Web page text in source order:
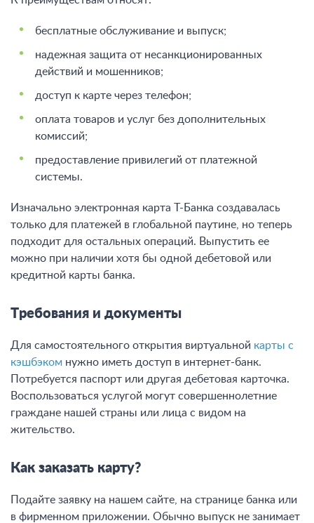
бесплатные обслуживание и выпуск;
надежная защита от несанкционированных
действий и мошенников;
доступ к карте через телефон;
оплата товаров и услуг без дополнительных
комиссий;
предоставление привилегий от платежной
системы.
Изначально электронная карта Т-Банка создавалась
только для платежей в глобальной паутине, но теперь
подходит для остальных операций. Выпустить ее
можно при наличии хотя бы одной дебетовой или
кредитной карты банка.
Требования и документы
Для самостоятельного открытия виртуальной карты с
кэшбэком нужно иметь доступ в интернет-банк.
Потребуется паспорт или другая дебетовая карточка.
Воспользоваться услугой могут совершеннолетние
граждане нашей страны или лица с видом на
жительство.
Как заказать карту?
Подайте заявку на нашем сайте, на странице банка или
в фирменном приложении. Обычно выпуск не занимает